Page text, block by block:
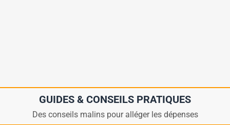
GUIDES & CONSEILS PRATIQUES
Des conseils malins pour alléger les dépenses